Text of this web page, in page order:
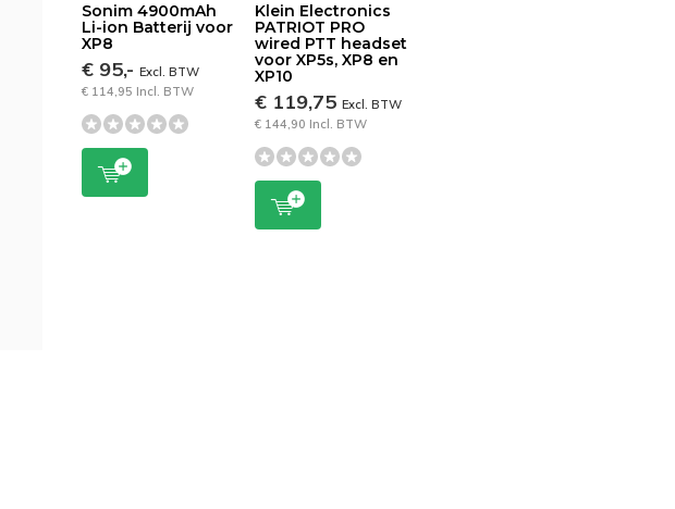
Sonim 4900mAh
Li-ion Batterij voor
XP8
€ 95,-Excl. BTW
€ 114,95 Incl. BTW
Klein Electronics
PATRIOT PRO
wired PTT headset
voor XP5s, XP8 en
XP10
€ 119,75 Excl. BTW
€ 144,90 Incl. BTW